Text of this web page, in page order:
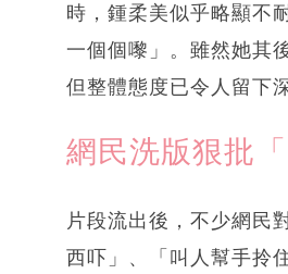
時，鍾柔美似乎略顯不
一個個嚟」。雖然她其
但整體態度已令人留下
網民洗版狠批
片段流出後，不少網民
西吓」、「叫人幫手拎